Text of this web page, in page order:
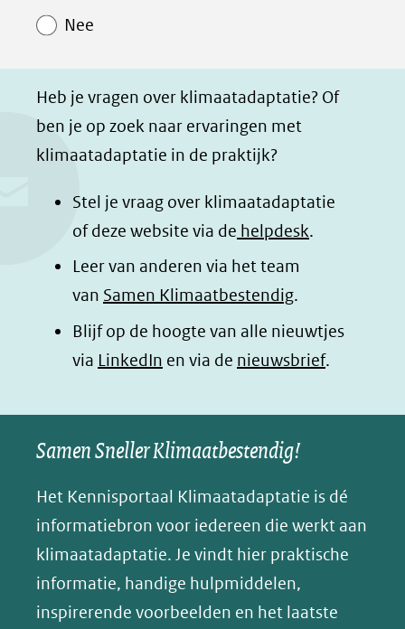
a
b
o
o
(opent
in
nieuw
venster)
naar
een
website)
i
d
I
(opent
in
nieuw
venster)
naar
een
website)
h
t
a
p
(opent
in
nieuw
venster)
naar
een
website)
n
d
l
e
p
B
l
e
s
y
(opent
in
nieuw
venster)
Nee
Heb je vragen over klimaatadaptatie? Of
ben je op zoek naar ervaringen met
klimaatadaptatie in de praktijk?
Stel je vraag over klimaatadaptatie
of deze website via de helpdesk.
Leer van anderen via het team
van Samen Klimaatbestendig.
Blijf op de hoogte van alle nieuwtjes
via LinkedIn (opent
nieuw
venster)
naar
een
andere
website)
en via de nieuwsbrief.
Samen Sneller Klimaatbestendig!
Het Kennisportaal Klimaatadaptatie is dé
informatiebron voor iedereen die werkt aan
klimaatadaptatie. Je vindt hier praktische
informatie, handige hulpmiddelen,
inspirerende voorbeelden en het laatste